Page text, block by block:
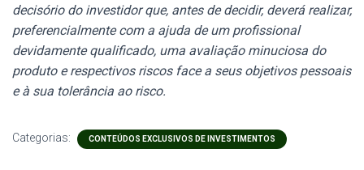
decisório do investidor que, antes de decidir, deverá realizar,
preferencialmente com a ajuda de um profissional
devidamente qualificado, uma avaliação minuciosa do
produto e respectivos riscos face a seus objetivos pessoais
e à sua tolerância ao risco.
Categorias: CONTEÚDOS EXCLUSIVOS DE INVESTIMENTOS